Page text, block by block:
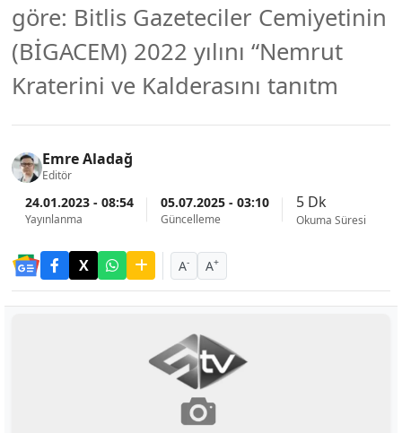
göre: Bitlis Gazeteciler Cemiyetinin
(BİGACEM) 2022 yılını “Nemrut
Kraterini ve Kalderasını tanıtm
Emre Aladağ
Editör
24.01.2023 - 08:54
Yayınlanma
05.07.2025 - 03:10
Güncelleme
5 Dk
Okuma Süresi
A- A+